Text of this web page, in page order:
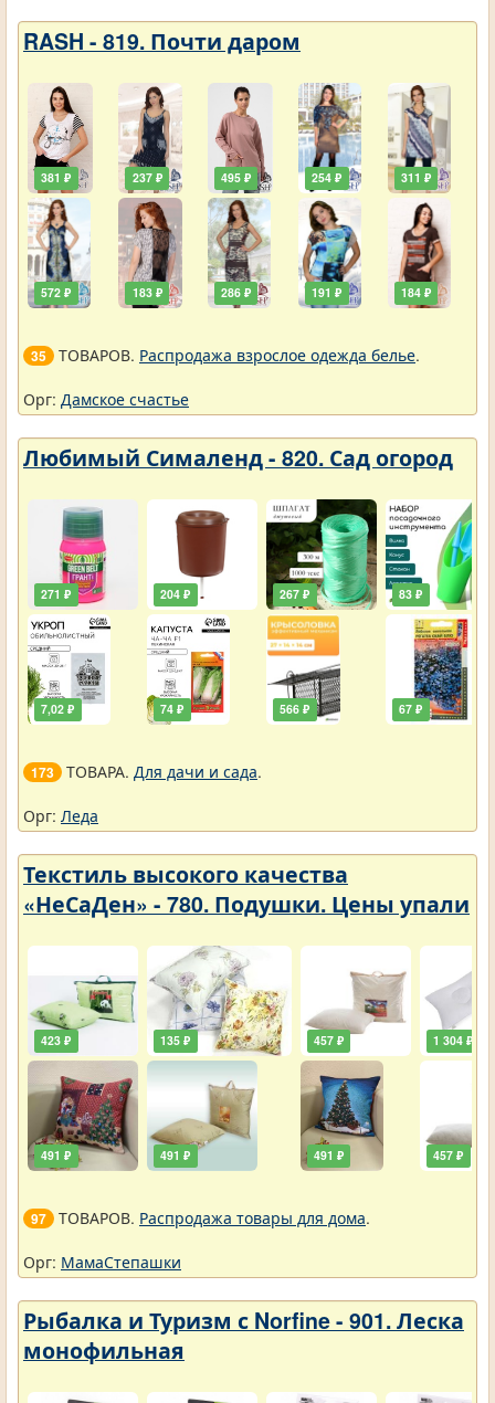
RASH - 819. Почти даром
381 ₽
572 ₽
237 ₽
183 ₽
495 ₽
286 ₽
254 ₽
191 ₽
311 ₽
184 ₽
35 ТОВАРОВ. Распродажа взрослое одежда белье.
Орг: Дамское счастье
Любимый Сималенд - 820. Сад огород
271 ₽
7,02 ₽
204 ₽
74 ₽
267 ₽
566 ₽
83 ₽
67 ₽
173 ТОВАРА. Для дачи и сада.
Орг: Леда
Текстиль высокого качества
«НеСаДен» - 780. Подушки. Цены упали
423 ₽
491 ₽
135 ₽
491 ₽
457 ₽
491 ₽
1 304 ₽
457 ₽
97 ТОВАРОВ. Распродажа товары для дома.
Орг: МамаСтепашки
Рыбалка и Туризм с Norfine - 901. Леска
монофильная